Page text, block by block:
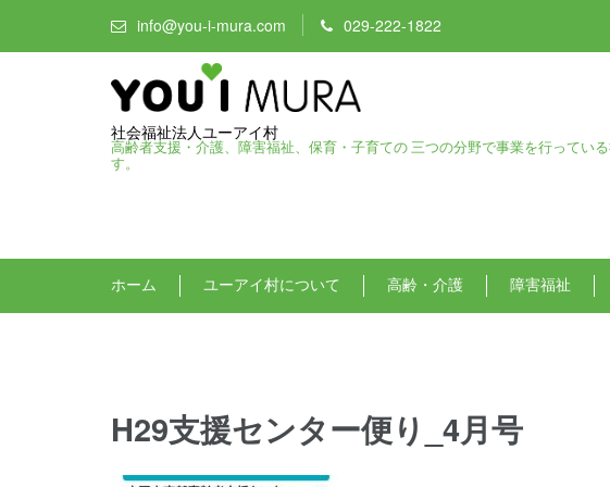
info@you-i-mura.com 029-222-1822
社会福祉法人ユーアイ村
高齢者支援・介護、障害福祉、保育・子育ての 三つの分野で事業を行ってい
す。
ホーム ユーアイ村について 高齢・介護 障害福祉
H29支援センター便り_4月号